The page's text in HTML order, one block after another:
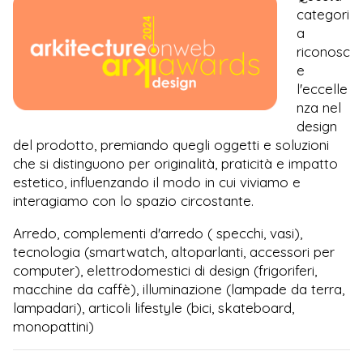
categori
a
riconosc
e
l'eccelle
nza nel
design
del prodotto, premiando quegli oggetti e soluzioni
che si distinguono per originalità, praticità e impatto
estetico, influenzando il modo in cui viviamo e
interagiamo con lo spazio circostante.
Arredo, complementi d'arredo ( specchi, vasi),
tecnologia (smartwatch, altoparlanti, accessori per
computer), elettrodomestici di design (frigoriferi,
macchine da caffè), illuminazione (lampade da terra,
lampadari), articoli lifestyle (bici, skateboard,
monopattini)